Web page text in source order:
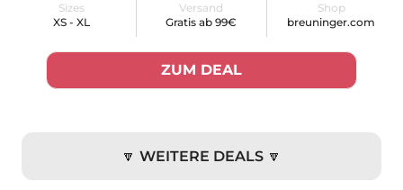
Sizes
XS - XL
Versand
Gratis ab 99€
Shop
breuninger.com
ZUM DEAL
🔽 WEITERE DEALS 🔽